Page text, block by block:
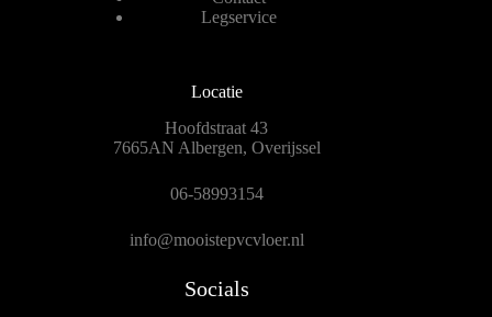
Legservice
Locatie
Hoofdstraat 43
7665AN Albergen, Overijssel
06-58993154
info@mooistepvcvloer.nl
Socials